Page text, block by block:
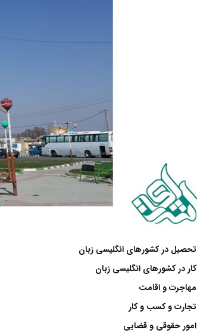
تحصیل در کشورهای انگلیسی زبان
کار در کشورهای انگلیسی زبان
مهاجرت و اقامت
تجارت و کسب و کار
امور حقوقی و قضایی